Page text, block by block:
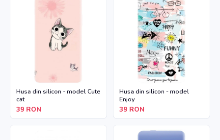
Husa din silicon - model Cute
cat
39 RON
Husa din silicon - model
Enjoy
39 RON